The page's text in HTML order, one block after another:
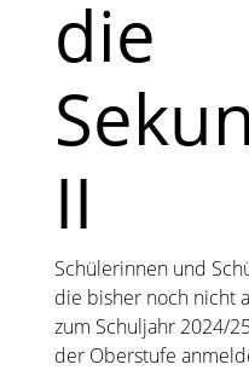
die
II
Schülerinnen und
die bisher noch nicht
zum Schuljahr 2024/
der Oberstufe